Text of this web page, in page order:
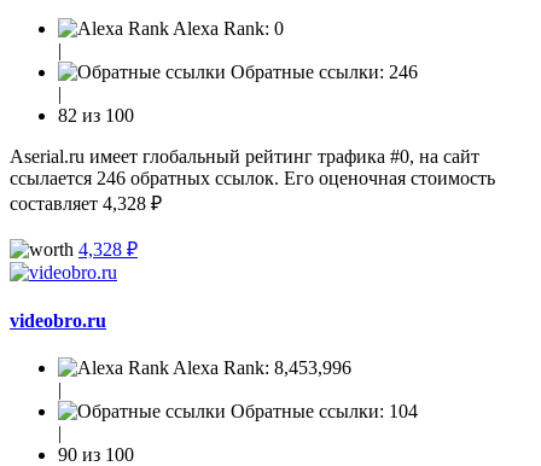
Alexa Rank: 0
|
Обратные ссылки: 246
|
82 из 100
Aserial.ru имеет глобальный рейтинг трафика #0, на сайт
ссылается 246 обратных ссылок. Его оценочная стоимость
составляет 4,328 ₽
4,328 ₽
videobro.ru
Alexa Rank: 8,453,996
|
Обратные ссылки: 104
|
90 из 100